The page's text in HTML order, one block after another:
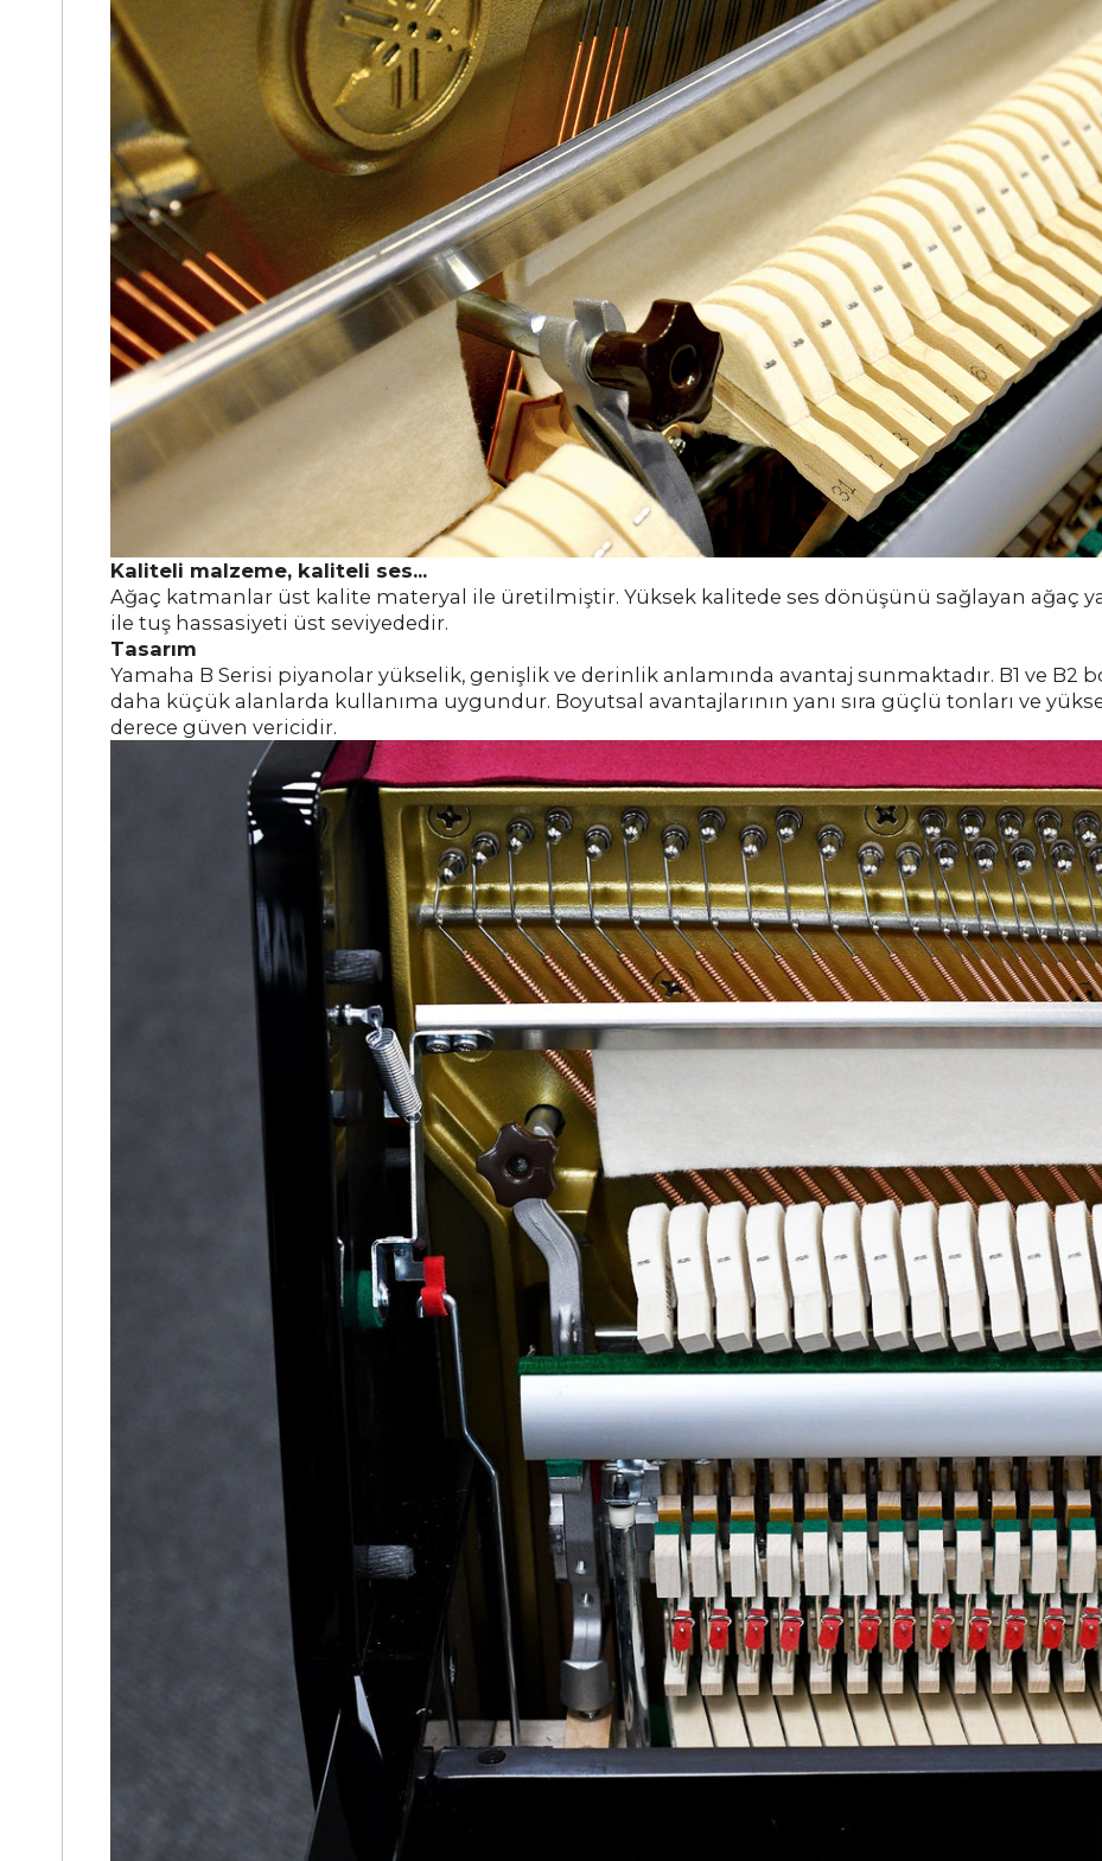
Kaliteli malzeme, kaliteli ses...
Ağaç katmanlar üst kalite materyal ile üretilmiştir. Yüksek kalitede ses dönüşünü sağlayan ağaç
ile tuş hassasiyeti üst seviyededir.
Tasarım
Yamaha B Serisi piyanolar yükselik, genişlik ve derinlik anlamında avantaj sunmaktadır. B1 ve B2
daha küçük alanlarda kullanıma uygundur. Boyutsal avantajlarının yanı sıra güçlü tonları ve
derece güven vericidir.